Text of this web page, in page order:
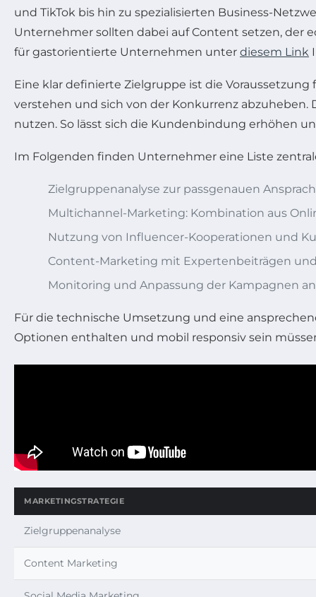
und TikTok bis hin zu spezialisierten Business-
Unternehmer sollten dabei auf Content setzen, der
für gastorientierte Unternehmen unter diesem Link
Eine klar definierte Zielgruppe ist die Voraussetzung
verstehen und sich von der Konkurrenz
nutzen. So lässt sich die Kundenbindung erhöhen
Im Folgenden finden Unternehmer eine Liste
Zielgruppenanalyse zur passgenauen
Multichannel-Marketing: Kombination aus
Nutzung von Influencer-Kooperationen und
Content-Marketing mit Expertenbeiträgen
Monitoring und Anpassung der Kampagnen
Für die technische Umsetzung und eine
Optionen enthalten und mobil responsiv sein
MARKETINGSTRATEGIE
Zielgruppenanalyse
Content Marketing